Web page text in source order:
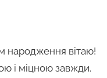
народження вітаю!
і міцною завжди.